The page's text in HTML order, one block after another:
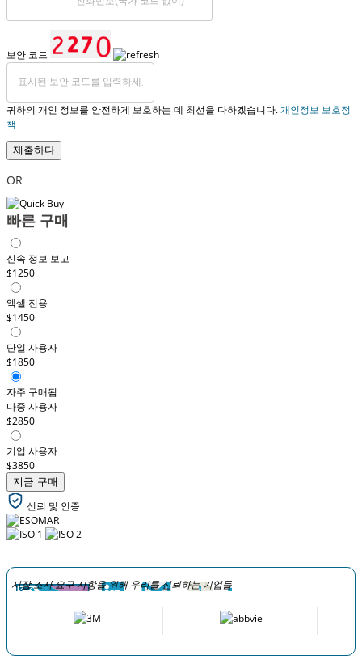
보안 코드
귀하의 개인 정보를 안전하게 보호하는 데 최선을 다하겠습니다.개인정보 보호정
책
제출하다
OR
빠른 구매
신속 정보 보고
$1250
엑셀 전용
$1450
단일 사용자
$1850
자주 구매됨
다중 사용자
$2850
기업 사용자
$3850
지금 구매
신뢰 및 인증
시장 조사 요구 사항을 위해 우리를 신뢰하는 기업들